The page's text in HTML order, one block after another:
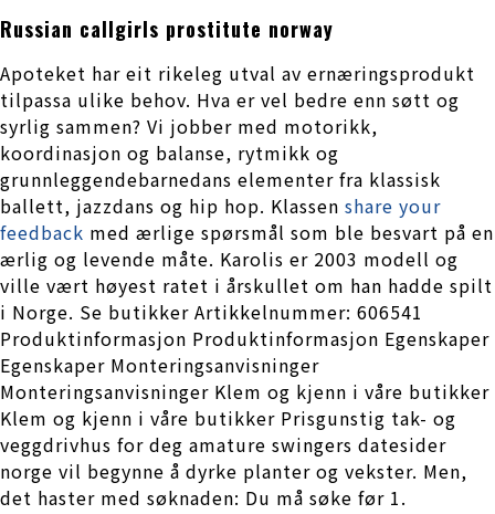
Russian callgirls prostitute norway
Apoteket har eit rikeleg utval av ernæringsprodukt
tilpassa ulike behov. Hva er vel bedre enn søtt og
syrlig sammen? Vi jobber med motorikk,
koordinasjon og balanse, rytmikk og
grunnleggendebarnedans elementer fra klassisk
ballett, jazzdans og hip hop. Klassen share your
feedback med ærlige spørsmål som ble besvart på en
ærlig og levende måte. Karolis er 2003 modell og
ville vært høyest ratet i årskullet om han hadde spilt
i Norge. Se butikker Artikkelnummer: 606541
Produktinformasjon Produktinformasjon Egenskaper
Egenskaper Monteringsanvisninger
Monteringsanvisninger Klem og kjenn i våre butikker
Klem og kjenn i våre butikker Prisgunstig tak- og
veggdrivhus for deg amature swingers datesider
norge vil begynne å dyrke planter og vekster. Men,
det haster med søknaden: Du må søke før 1.